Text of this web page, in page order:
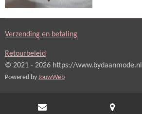
Verzending en betaling
Retourbeleid
© 2021 - 2026 https://www.bydaanmode.nl
Powered by JouwWeb